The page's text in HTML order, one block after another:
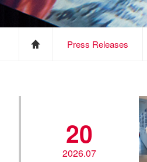
Press Releases
20
2026.07